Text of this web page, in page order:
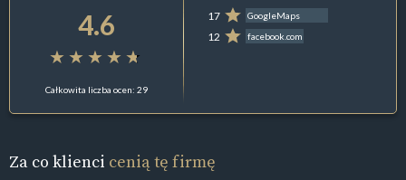
4.6
Całkowita liczba ocen: 29
17 GoogleMaps
12 facebook.com
Za co klienci cenią tę firmę